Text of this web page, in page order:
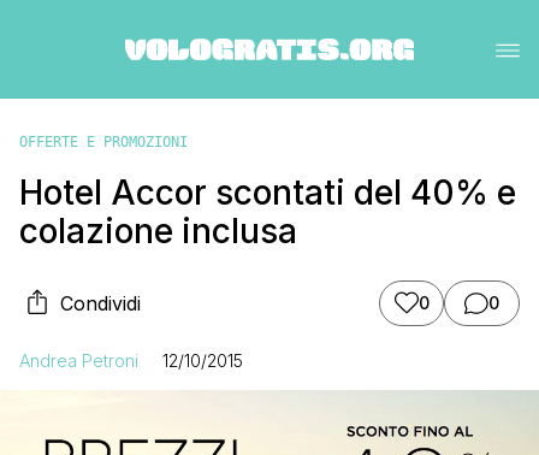
OFFERTE E PROMOZIONI
Hotel Accor scontati del 40% e
colazione inclusa
Condividi 0 0
Andrea Petroni 12/10/2015